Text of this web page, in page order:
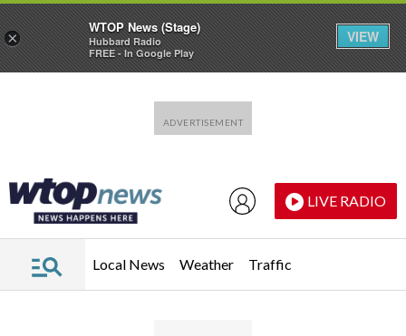
LIVE RADIO
Local News Weather Traffic
×
WTOP News (Stage)
Hubbard Radio
FREE - In Google Play
VIEW